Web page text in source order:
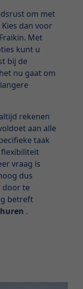
om met
dan voor
Met
kunt u
bij de
nu gaat om
rekenen
aan alle
taak
vraag is
dus
door te
betreft
.